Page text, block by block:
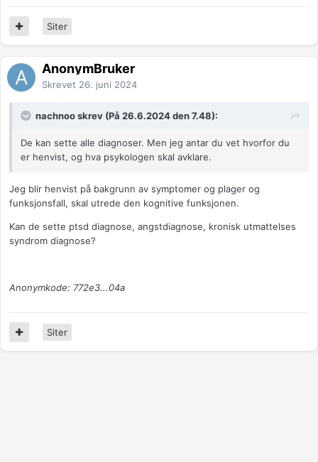
Siter
AnonymBruker
Skrevet 26. juni 2024
nachnoo skrev (På 26.6.2024 den 7.48):
De kan sette alle diagnoser. Men jeg antar du vet hvorfor du
er henvist, og hva psykologen skal avklare.
Jeg blir henvist på bakgrunn av symptomer og plager og
funksjonsfall, skal utrede den kognitive funksjonen.
Kan de sette ptsd diagnose, angstdiagnose, kronisk utmattelses
syndrom diagnose?
Anonymkode: 772e3...04a
Siter